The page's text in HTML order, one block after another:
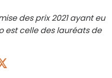
des prix 2021 ayant eu
est celle des lauréats de